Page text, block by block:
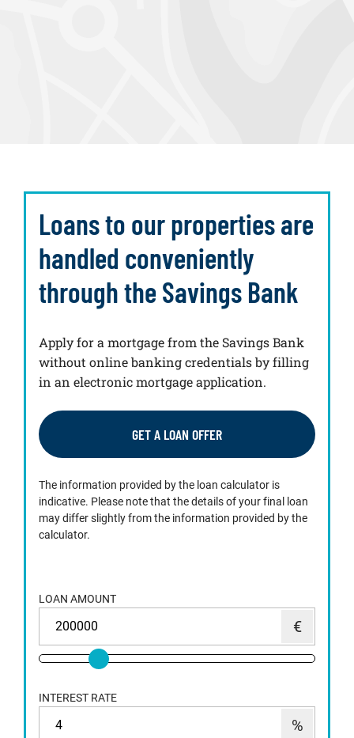
Loans to our properties are
handled conveniently
through the Savings Bank
Apply for a mortgage from the Savings Bank
without online banking credentials by filling
in an electronic mortgage application.
GET A LOAN OFFER
The information provided by the loan calculator is
indicative. Please note that the details of your final loan
may differ slightly from the information provided by the
calculator.
LOAN AMOUNT
INTEREST RATE